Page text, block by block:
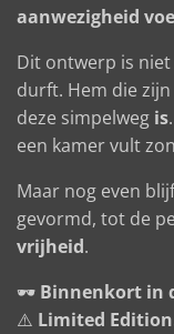
aanwezigheid
Dit ontwerp is
durft. Hem die
deze simpelweg is
een kamer vult
Maar nog even
gevormd, tot de
vrijheid.
🕶️ Binnenkort in
⚠️ Limited